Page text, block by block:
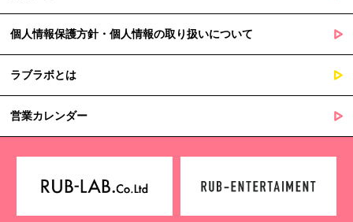
個人情報保護方針・個人情報の取り扱いについて
ラブラボとは
営業カレンダー